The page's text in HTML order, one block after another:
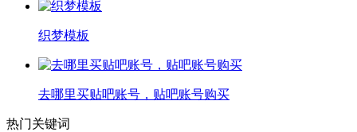
织梦模板
去哪里买贴吧账号，贴吧账号购买
热门关键词